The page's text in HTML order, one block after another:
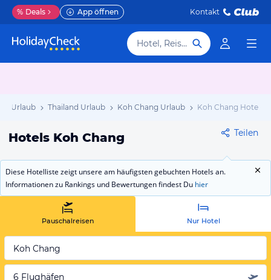
% Deals App öffnen Kontakt
Hotel, Reiseziel
Urlaub Thailand Urlaub Koh Chang Urlaub Koh Chang Hotels
Hotels Koh Chang Teilen
Diese Hotelliste zeigt unsere am häufigsten gebuchten Hotels an.
Informationen zu Rankings und Bewertungen findest Du hier
Pauschalreisen Nur Hotel
Koh Chang
6 Flughäfen